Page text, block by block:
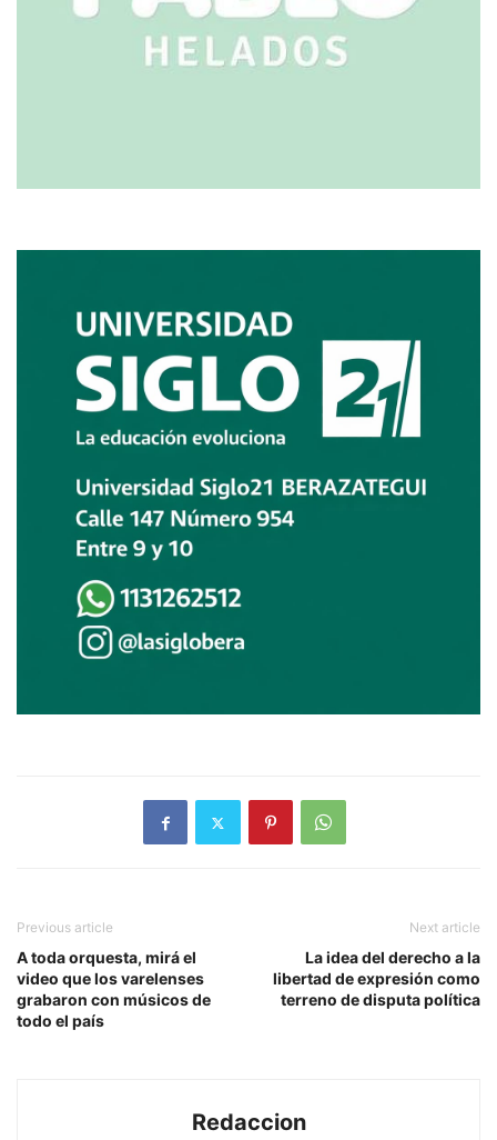
Previous article
A toda orquesta, mirá el
video que los varelenses
grabaron con músicos de
todo el país
Next article
La idea del derecho a la
libertad de expresión como
terreno de disputa política
Redaccion